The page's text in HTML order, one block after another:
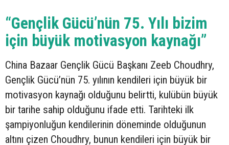
“Gençlik Gücü’nün 75. Yılı bizim
için büyük motivasyon kaynağı”
China Bazaar Gençlik Gücü Başkanı Zeeb Choudhry,
Gençlik Gücü’nün 75. yılının kendileri için büyük bir
motivasyon kaynağı olduğunu belirtti, kulübün büyük
bir tarihe sahip olduğunu ifade etti. Tarihteki ilk
şampiyonluğun kendilerinin döneminde olduğunun
altını çizen Choudhry, bunun kendileri için büyük bir